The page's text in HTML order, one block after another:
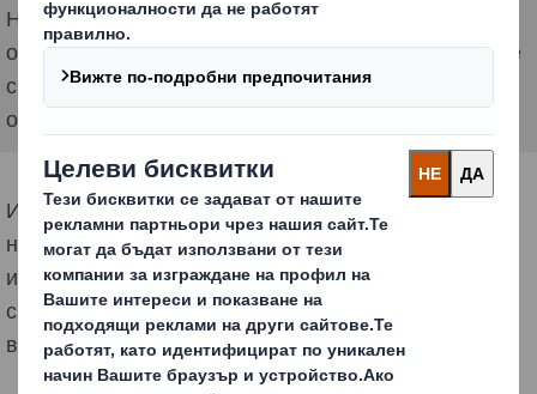
Нашата цел е да помагаме на нашите клиенти да
отговарят на променящите се навици за пазаруване
с устойчиви опаковъчни решения, от които
обществото се нуждае
Има необходимост от нов подход към опаковките и
необходимост от силно лидерство в нашата
индустрия. Това е, което ни движи и затова имаме
споделена цел да Преоткриваме Опаковките на по-
високо ниво в един Променящ се Свят.